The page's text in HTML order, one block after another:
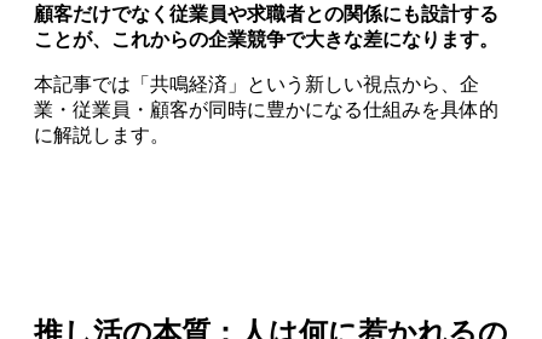
顧客だけでなく従業員や求職者との関係にも設計する
ことが、これからの企業競争で大きな差になります。
本記事では「共鳴経済」という新しい視点から、企
業・従業員・顧客が同時に豊かになる仕組みを具体的
に解説します。
推し活の本質：人は何に惹かれるの